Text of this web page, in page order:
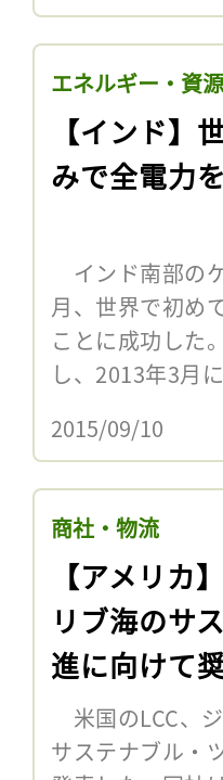
エネルギー・資源
【インド】
みで全電力
インド南部の
月、世界で初め
ことに成功した
し、2013年3月
2015/09/10
商社・物流
【アメリカ
リブ海のサ
進に向けて
米国のLCC、
サステナブル・